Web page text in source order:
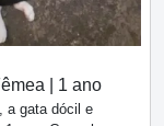
| 1 ano
a gata dócil e